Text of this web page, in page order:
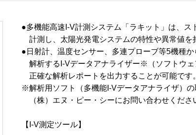
●多機能高速I-V計測システム「ラキット」は、ス
計測し、太陽光発電システムの特性や異常値を
●日射計、温度センサー、多連プローブ等5機種
解析するI-Vデータアナライザー※（ソフトウェ
正確な解析レポートを出力することが可能です。
※解析用ソフト（多機能I-Vデータアナライザ）
（株）エヌ・ピー・シーにお問い合わせくださ
【I-V測定ツール】